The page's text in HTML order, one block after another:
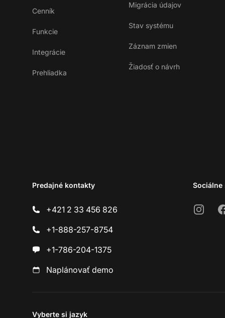
Cenník
Funkcie
Integrácie
Prehliadka
Migrácia údajov
Stav systému
Záznam zmien
Žiadosť o návrh
Predajné kontakty
+421 2 33 456 826
+1-888-257-8754
+1-786-204-1375
Naplánovať demo
Sociálne
Vyberte si jazyk